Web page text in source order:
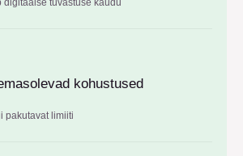
kohustused
pakutavat limiiti